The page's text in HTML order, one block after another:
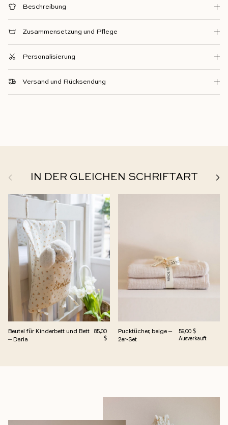
Beschreibung
Zusammensetzung und Pflege
Personalisierung
Versand und Rücksendung
Zurück IN DER GLEICHEN SCHRIFTART
Beutel für Kinderbett und Bett
– Daria
Regulärer Preis
85,00
$
Pucktücher, beige –
2er-Set
Normalpreis
59,00 $
Ausverkauft